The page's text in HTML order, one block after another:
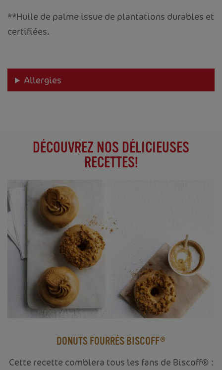
**Huile de palme issue de plantations durables et
certifiées.
Allergies
DÉCOUVREZ NOS DÉLICIEUSES
RECETTES!
DONUTS FOURRÉS BISCOFF®
Cette recette comblera tous les fans de Biscoff® :